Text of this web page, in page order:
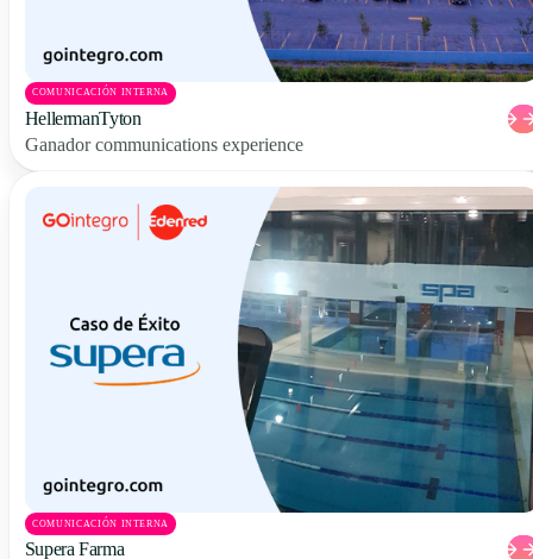
COMUNICACIÓN INTERNA
HellermanTyton
Ganador communications experience
COMUNICACIÓN INTERNA
Supera Farma